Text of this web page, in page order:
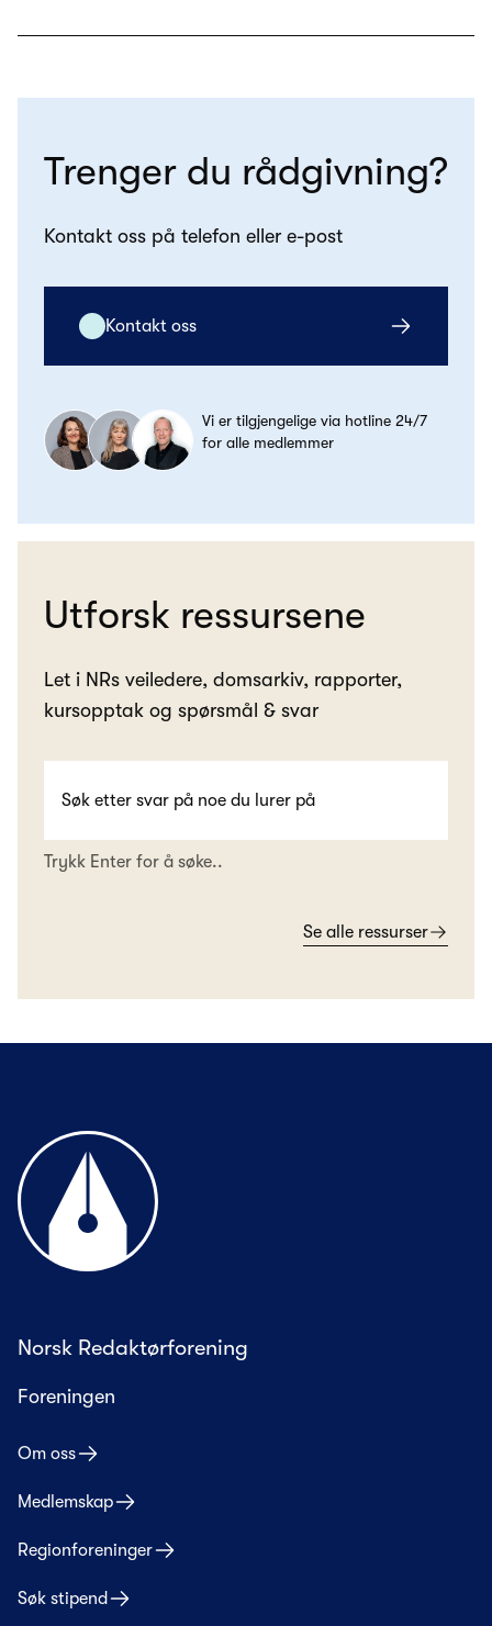
Trenger du rådgivning?
Kontakt oss på telefon eller e-post
Kontakt oss
Vi er tilgjengelige via hotline 24/7
for alle medlemmer
Utforsk ressursene
Let i NRs veiledere, domsarkiv, rapporter,
kursopptak og spørsmål & svar
Trykk Enter for å søke..
Se alle ressurser
Til forsiden
Norsk Redaktørforening
Foreningen
Om oss
Medlemskap
Regionforeninger
Søk stipend